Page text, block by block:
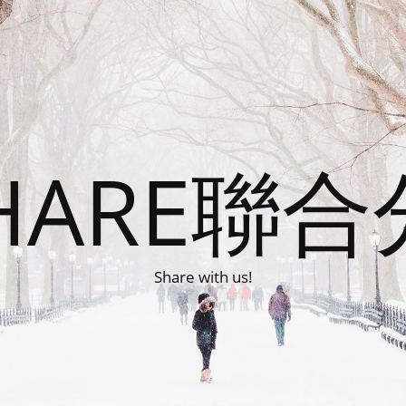
聯
Share with us!